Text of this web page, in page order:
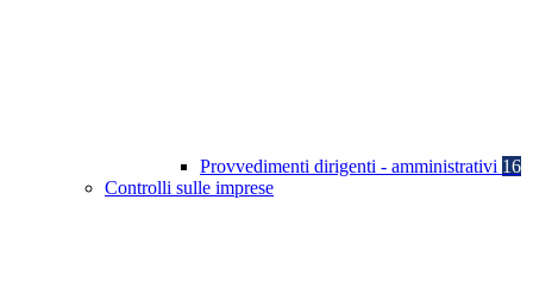
Provvedimenti dirigenti - amministrativi 16
Controlli sulle imprese